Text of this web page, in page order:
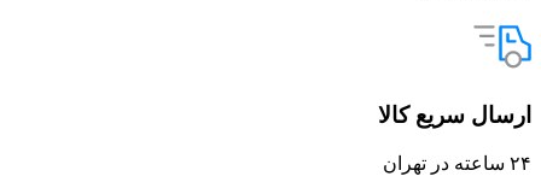
ارسال سریع کالا
۲۴ ساعته در تهران